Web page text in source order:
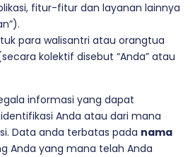
fitur-fitur dan layanan lainnya
para walisantri atau orangtua
kolektif disebut “Anda” atau
informasi yang dapat
Anda atau dari mana
Data anda terbatas pada nama
Anda yang mana telah Anda